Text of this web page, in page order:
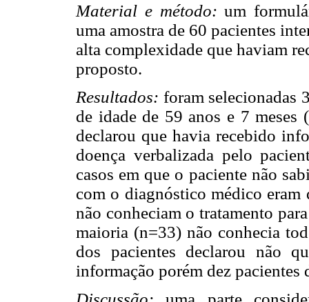
Material e método:um
uma amostra de 60 pacientes
alta complexidade que haviam
proposto.
Resultados: foram selecionadas
de idade de 59 anos e 7
declarou que havia recebido
doença verbalizada pelo
casos em que o paciente não
com o diagnóstico médico eram
não conheciam o tratamento
maioria (n=33) não conhecia
dos pacientes declarou não
informação porém dez pacientes